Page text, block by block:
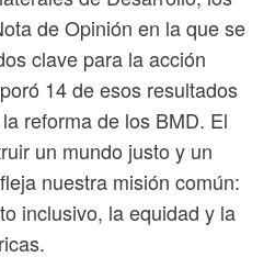
de Opinión en la que se
clave para la acción
14 de esos resultados
reforma de los BMD. El
un mundo justo y un
nuestra misión común:
inclusivo, la equidad y la